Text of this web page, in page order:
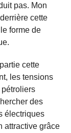
pas. Mon
cette
forme de
cette
les tensions
des
électriques
attractive grâce